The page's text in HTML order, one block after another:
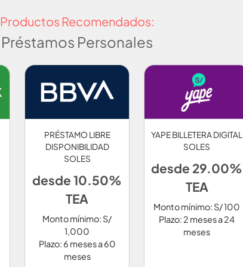
Productos Recomendados:
Préstamos Personales
PRÉSTAMO LIBRE
DISPONIBILIDAD
SOLES
desde 10.50%
TEA
Monto mínimo: S/
1,000
Plazo: 6 meses a 60
meses
YAPE BILLETERA DIGITAL
SOLES
desde 29.00%
TEA
Monto mínimo: S/ 100
Plazo: 2 meses a 24
meses